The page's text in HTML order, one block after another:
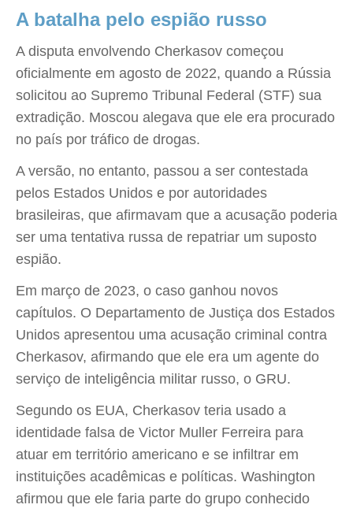
A batalha pelo espião russo
A disputa envolvendo Cherkasov começou
oficialmente em agosto de 2022, quando a Rússia
solicitou ao Supremo Tribunal Federal (STF) sua
extradição. Moscou alegava que ele era procurado
no país por tráfico de drogas.
A versão, no entanto, passou a ser contestada
pelos Estados Unidos e por autoridades
brasileiras, que afirmavam que a acusação poderia
ser uma tentativa russa de repatriar um suposto
espião.
Em março de 2023, o caso ganhou novos
capítulos. O Departamento de Justiça dos Estados
Unidos apresentou uma acusação criminal contra
Cherkasov, afirmando que ele era um agente do
serviço de inteligência militar russo, o GRU.
Segundo os EUA, Cherkasov teria usado a
identidade falsa de Victor Muller Ferreira para
atuar em território americano e se infiltrar em
instituições acadêmicas e políticas. Washington
afirmou que ele faria parte do grupo conhecido